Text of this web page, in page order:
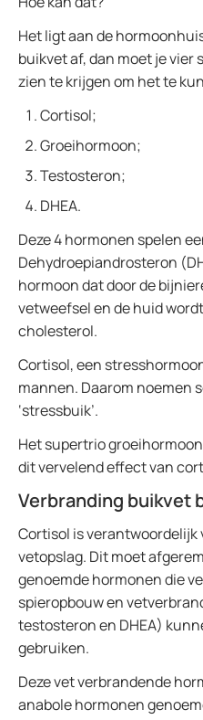
Het ligt aan de
buikvet af, dan moet je
zien te krijgen om het te
Cortisol;
Groeihormoon;
Testosteron;
DHEA.
Deze 4 hormonen spelen
Dehydroepiandrosteron
hormoon dat door de
vetweefsel en de huid
cholesterol.
Cortisol, een
mannen. Daarom noemen
‘stressbuik’.
Het supertrio
dit vervelend effect van
Verbranding buikvet
Cortisol is verantwoordelijk
vetopslag. Dit moet
genoemde hormonen die
spieropbouw en
testosteron en DHEA)
gebruiken.
Deze vet verbrandende
anabole hormonen